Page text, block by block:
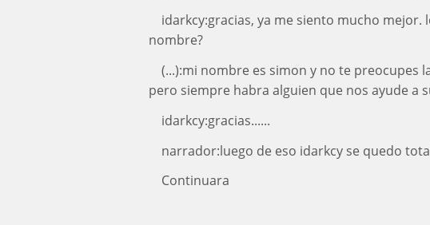
idarkcy:gracias, ya me siento mucho
nombre?
(...):mi nombre es simon y no te preocupes
pero siempre habra alguien que nos ayude a
idarkcy:gracias......
narrador:luego de eso idarkcy se quedo
Continuara